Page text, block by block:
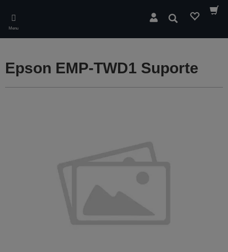
main
content
Menu
Pesquisar
Epson EMP-TWD1 Suporte